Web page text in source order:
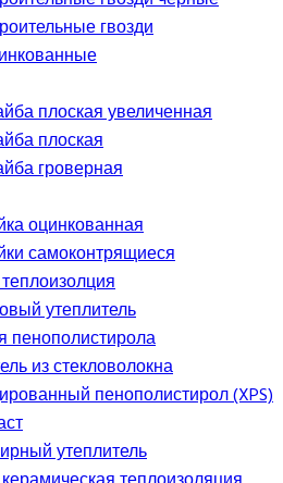
гвозди
плоская увеличенная
плоская
гроверная
оцинкованная
самоконтрящиеся
утеплитель
пенополистирола
из стекловолокна
пенополистирол (XPS)
утеплитель